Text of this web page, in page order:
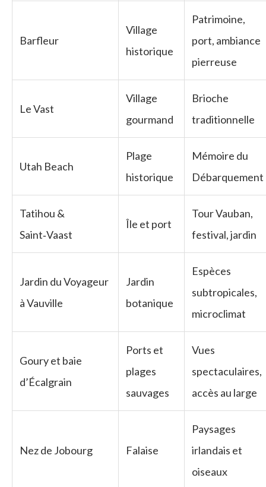
Barfleur
Village
historique
Patrimoine,
port, ambiance
pierreuse
Le Vast
Village
gourmand
Brioche
traditionnelle
Utah Beach
Plage
historique
Mémoire du
Débarquement
Tatihou &
Saint‑Vaast
Île et port
Tour Vauban,
festival, jardin
Jardin du Voyageur
à Vauville
Jardin
botanique
Espèces
subtropicales,
microclimat
Goury et baie
d’Écalgrain
Ports et
plages
sauvages
Vues
spectaculaires,
accès au large
Nez de Jobourg Falaise
Paysages
irlandais et
oiseaux